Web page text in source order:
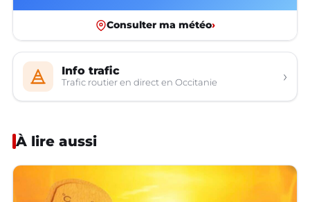
Consulter ma météo›
Info trafic
Trafic routier en direct en Occitanie ›
À lire aussi